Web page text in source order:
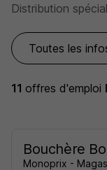
Distribution
Toutes les
11 offres d'emploi
Bouchère
Monoprix -